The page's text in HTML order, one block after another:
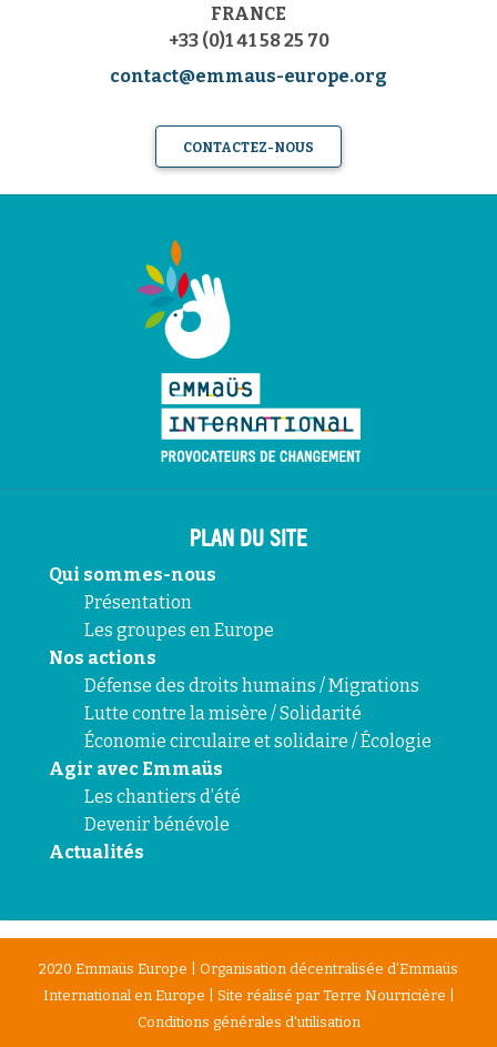
FRANCE
+33 (0)1 41 58 25 70
contact@emmaus-europe.org
CONTACTEZ-NOUS
PLAN DU SITE
Qui sommes-nous
Présentation
Les groupes en Europe
Nos actions
Défense des droits humains / Migrations
Lutte contre la misère / Solidarité
Économie circulaire et solidaire / Écologie
Agir avec Emmaüs
Les chantiers d’été
Devenir bénévole
Actualités
2020 Emmaüs Europe | Organisation décentralisée d’Emmaüs
International en Europe | Site réalisé par Terre Nourricière
Conditions générales d'utilisation